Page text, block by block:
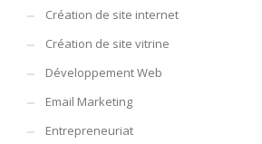
Création de site internet
Création de site vitrine
Développement Web
Email Marketing
Entrepreneuriat